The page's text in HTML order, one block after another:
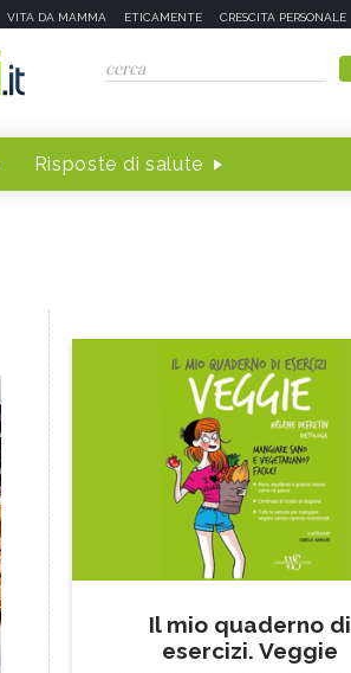
VITA DA MAMMA ETICAMENTE CRESCITA PERSONALE
Risposte di salute
Il mio quaderno di
esercizi. Veggie